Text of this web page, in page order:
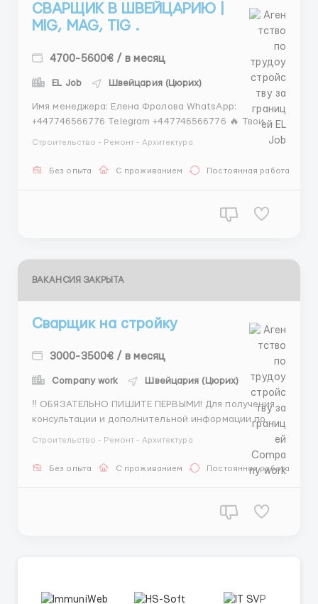
СВАРЩИК В ШВЕЙЦАРИЮ |
MIG, MAG, TIG .
4700-5600€ / в месяц
EL Job Швейцария (Цюрих)
Имя менеджера: Елена Фролова WhatsApp:
+447746566776 Telegram +447746566776 🔥 Твои
(или что лучше варит 😉) сборка и сварка
Строительство - Ремонт - Архитектура
Без опыта С проживанием Постоянная работа
ВАКАНСИЯ ЗАКРЫТА
Сварщик на стройку
3000-3500€ / в месяц
Company work Швейцария (Цюрих)
‼️ ОБЯЗАТЕЛЬНО ПИШИТЕ ПЕРВЫМИ! Для получения
консультации и дополнительной информации по
Сергей Орлов 📲 WhatsApp: 🇬🇧 +44 7770 212698
Строительство - Ремонт - Архитектура
Без опыта С проживанием Постоянная работа